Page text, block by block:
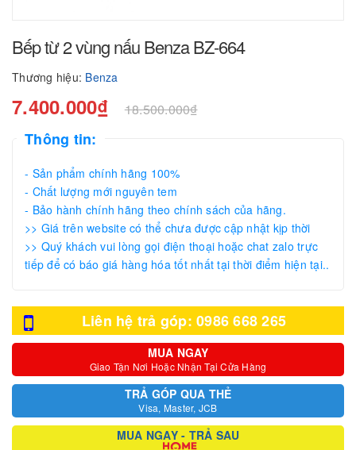
Bếp từ 2 vùng nấu Benza BZ-664
Thương hiệu: Benza
7.400.000₫ 18.500.000₫
Thông tin:
- Sản phẩm chính hãng 100%
- Chất lượng mới nguyên tem
- Bảo hành chính hãng theo chính sách của hãng.
>> Giá trên website có thể chưa được cập nhật kịp thời
>> Quý khách vui lòng gọi điện thoại hoặc chat zalo trực
tiếp để có báo giá hàng hóa tốt nhất tại thời điểm hiện tại..
Liên hệ trả góp: 0986 668 265
MUA NGAY
Giao Tận Nơi Hoặc Nhận Tại Cửa Hàng
TRẢ GÓP QUA THẺ
Visa, Master, JCB
MUA NGAY - TRẢ SAU